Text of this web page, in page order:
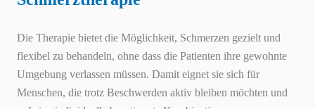
Die Therapie bietet die Möglichkeit, Schmerzen gezielt und
flexibel zu behandeln, ohne dass die Patienten ihre gewohnte
Umgebung verlassen müssen. Damit eignet sie sich für
Menschen, die trotz Beschwerden aktiv bleiben möchten und